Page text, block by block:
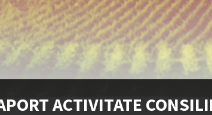
ACTIVITATE